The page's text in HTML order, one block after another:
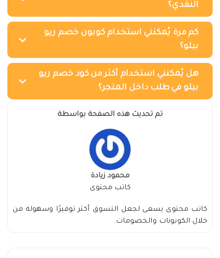
النقدي؟
كم مرة يُمكنني استخدام كوبون خصم ريو
بيلو؟
هل يُمكنني استخدام أكثر من كود خصم ريو
بيلو في طلب داخل المتجر؟
تم تحديث هذه الصفحة بواسطة
محمود زيادة
كاتب محتوى
كاتب محتوى يسعى لجعل التسوق أكثر توفيرًا وسهولة من
خلال الكوبونات والخصومات.